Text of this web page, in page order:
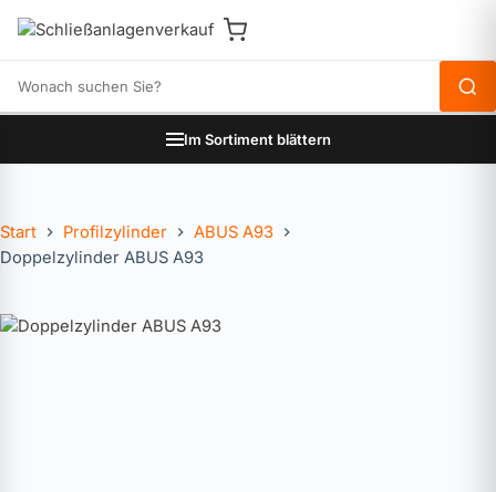
Im Sortiment blättern
Start Profilzylinder
ABUS A93
Doppelzylinder ABUS A93